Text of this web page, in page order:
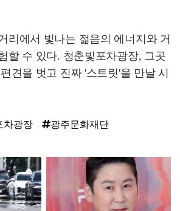
리에서 빛나는 젊음의 에너지와 거
할 수 있다. 청춘빛포차광장, 그곳
견을 벗고 진짜 '스트릿'을 만날 시
차광장
광주문화재단